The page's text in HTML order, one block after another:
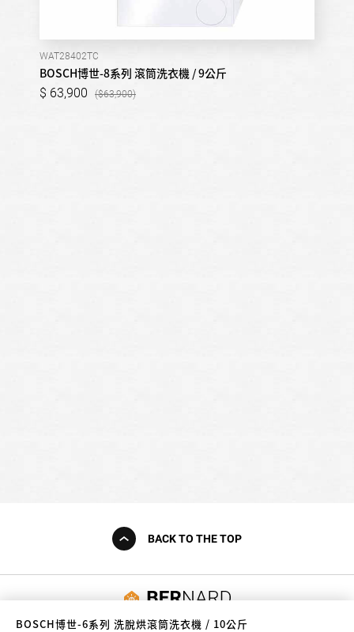
BOSCH博世-6系列 洗脫烘滾筒洗衣機 / 10公斤
WAT28402TC
BOSCH博世-8系列 滾筒洗衣機 / 9公斤
63,900 63,900
BACK TO THE TOP
友誠購物